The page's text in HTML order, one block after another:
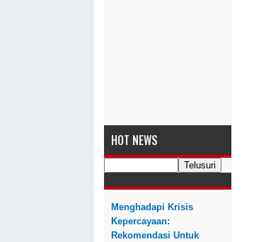
HOT NEWS
Menghadapi Krisis
Kepercayaan:
Rekomendasi Untuk